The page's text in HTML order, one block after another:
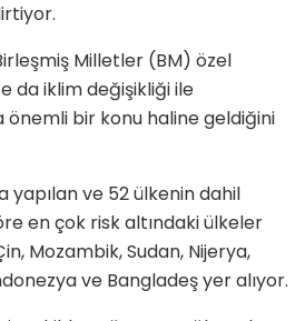
Milletler (BM) özel
da iklim değişikliği ile
önemli bir konu haline geldiğini
yapılan ve 52 ülkenin dahil
en çok risk altındaki ülkeler
Mozambik, Sudan, Nijerya,
ve Bangladeş yer alıyor.